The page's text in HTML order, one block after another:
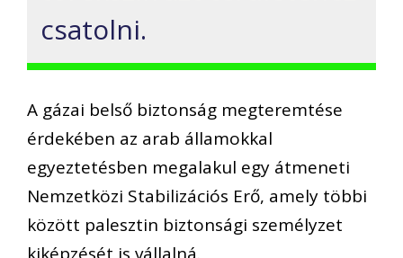
csatolni.
A gázai belső biztonság megteremtése
érdekében az arab államokkal
egyeztetésben megalakul egy átmeneti
Nemzetközi Stabilizációs Erő, amely többi
között palesztin biztonsági személyzet